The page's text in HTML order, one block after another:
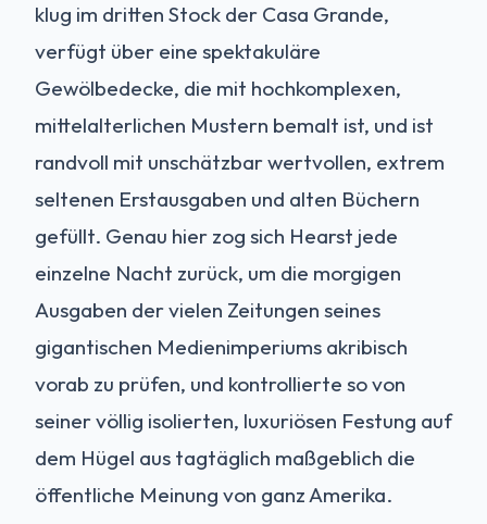
klug im dritten Stock der Casa Grande,
verfügt über eine spektakuläre
Gewölbedecke, die mit hochkomplexen,
mittelalterlichen Mustern bemalt ist, und ist
randvoll mit unschätzbar wertvollen, extrem
seltenen Erstausgaben und alten Büchern
gefüllt. Genau hier zog sich Hearst jede
einzelne Nacht zurück, um die morgigen
Ausgaben der vielen Zeitungen seines
gigantischen Medienimperiums akribisch
vorab zu prüfen, und kontrollierte so von
seiner völlig isolierten, luxuriösen Festung auf
dem Hügel aus tagtäglich maßgeblich die
öffentliche Meinung von ganz Amerika.